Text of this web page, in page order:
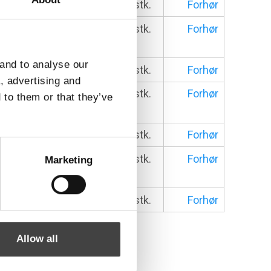
to analyse our
advertising and
them or that they’ve
Marketing
Allow all
6m stk.
Forhør
stk. Forhør
6m 0,75mm stk.
Forhør
stk. Forhør
6m 0,75mm stk.
Forhør
stk. Forhør
stk. Forhør